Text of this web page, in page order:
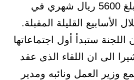
المدارس الأهلية بمبلغ 5600 ريال شهري في
الأسابيع القليلة المقبلة.
ستبدأ أول اجتماعاتها
الى ان اللقاء الذى عقد
العمل ونائبه ومدير